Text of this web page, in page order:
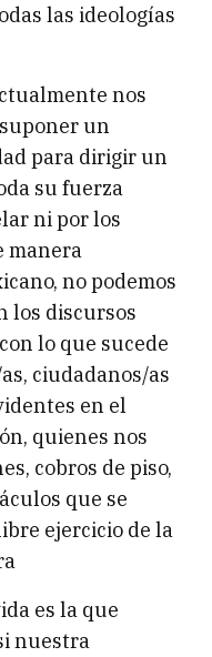
las ideologías
nos
un
para dirigir un
su fuerza
ni por los
manera
no podemos
los discursos
lo que sucede
ciudadanos/as
en el
quienes nos
cobros de piso,
que se
ejercicio de la
es la que
nuestra